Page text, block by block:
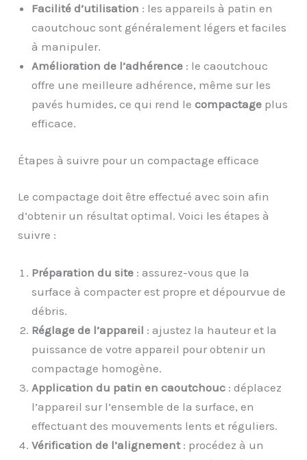
Facilité d’utilisation : les appareils à patin en
caoutchouc sont généralement légers et faciles
à manipuler.
Amélioration de l’adhérence : le caoutchouc
offre une meilleure adhérence, même sur les
pavés humides, ce qui rend lecompactage plus
efficace.
Étapes à suivre pour un compactage efficace
Le compactage doit être effectué avec soin afin
d’obtenir un résultat optimal. Voici les étapes à
suivre :
Préparation du site : assurez-vous que la
surface à compacter est propre et dépourvue de
débris.
Réglage de l’appareil : ajustez la hauteur et la
puissance de votre appareil pour obtenir un
compactage homogène.
Application du patin en caoutchouc : déplacez
l’appareil sur l’ensemble de la surface, en
effectuant des mouvements lents et réguliers.
Vérification de l’alignement: procédez à un